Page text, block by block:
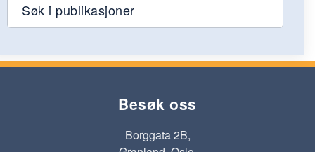
Søk i publikasjoner
Besøk oss
Borggata 2B,